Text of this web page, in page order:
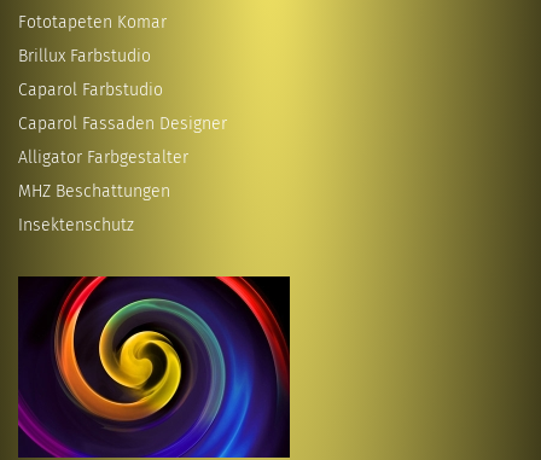
Fototapeten Komar
Brillux Farbstudio
Caparol Farbstudio
Caparol Fassaden Designer
Alligator Farbgestalter
MHZ Beschattungen
Insektenschutz